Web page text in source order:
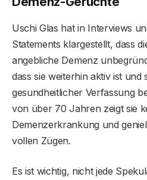
Uschi Glas hat in Interviews
Statements klargestellt, dass
angebliche Demenz
dass sie weiterhin aktiv ist und
gesundheitlicher Verfassung
von über 70 Jahren zeigt sie
Demenzerkrankung und
vollen Zügen.
Es ist wichtig, nicht jede